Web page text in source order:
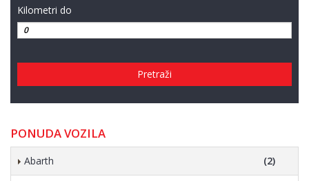
Kilometri do
Pretraži
PONUDA VOZILA
Abarth (2)